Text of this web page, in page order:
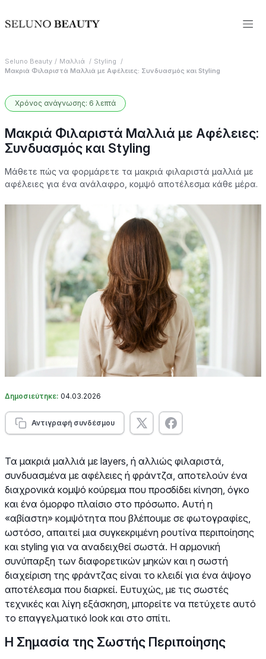
Seluno Beauty Μαλλιά
Styling
Μακριά Φιλαριστά Μαλλιά με Αφέλειες: Συνδυασμός και Styling
Χρόνος ανάγνωσης: 6 λεπτά
Μακριά Φιλαριστά Μαλλιά με Αφέλειες:
Συνδυασμός και Styling
Μάθετε πώς να φορμάρετε τα μακριά φιλαριστά μαλλιά με
αφέλειες για ένα ανάλαφρο, κομψό αποτέλεσμα κάθε μέρα.
Δημοσιεύτηκε: 04.03.2026
Αντιγραφή συνδέσμου
Τα μακριά μαλλιά με layers, ή αλλιώς φιλαριστά,
συνδυασμένα με αφέλειες ή φράντζα, αποτελούν ένα
διαχρονικά κομψό κούρεμα που προσδίδει κίνηση, όγκο
και ένα όμορφο πλαίσιο στο πρόσωπο. Αυτή η
«αβίαστη» κομψότητα που βλέπουμε σε φωτογραφίες,
ωστόσο, απαιτεί μια συγκεκριμένη ρουτίνα περιποίησης
και styling για να αναδειχθεί σωστά. Η αρμονική
συνύπαρξη των διαφορετικών μηκών και η σωστή
διαχείριση της φράντζας είναι το κλειδί για ένα άψογο
αποτέλεσμα που διαρκεί. Ευτυχώς, με τις σωστές
τεχνικές και λίγη εξάσκηση, μπορείτε να πετύχετε αυτό
το επαγγελματικό look και στο σπίτι.
Η Σημασία της Σωστής Περιποίησης